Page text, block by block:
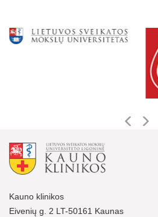
Kauno klinikos
Eivenių g. 2 LT-50161 Kaunas